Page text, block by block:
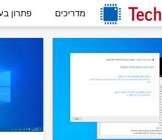
פתרון תקלות חומרה
מדריכים פתרון
חומרה
תוכנה